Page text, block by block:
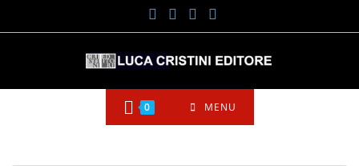
contenuto
0 MENU